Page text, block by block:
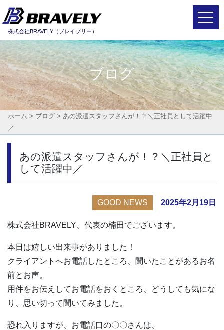
Main Navigation
株式会社BRAVELY（ブレイブリー）
ブログ
ホーム > ブログ > あの派遣スタッフさんが！？＼正社員として活躍中
／
あの派遣スタッフさんが！？＼正社員と
して活躍中／
GOOD NEWS 2025年2月19日
株式会社BRAVELY、代表の楠田でございます。
本日は嬉しい出来事がありました！
クライアントへお電話したところ、聞いたことがあるお名
前とお声。
用件をお伝えしてお電話をおくところ、どうしても気にな
り、思い切って聞いてみました。
恐れ入りますが、お電話口の〇〇さんは、